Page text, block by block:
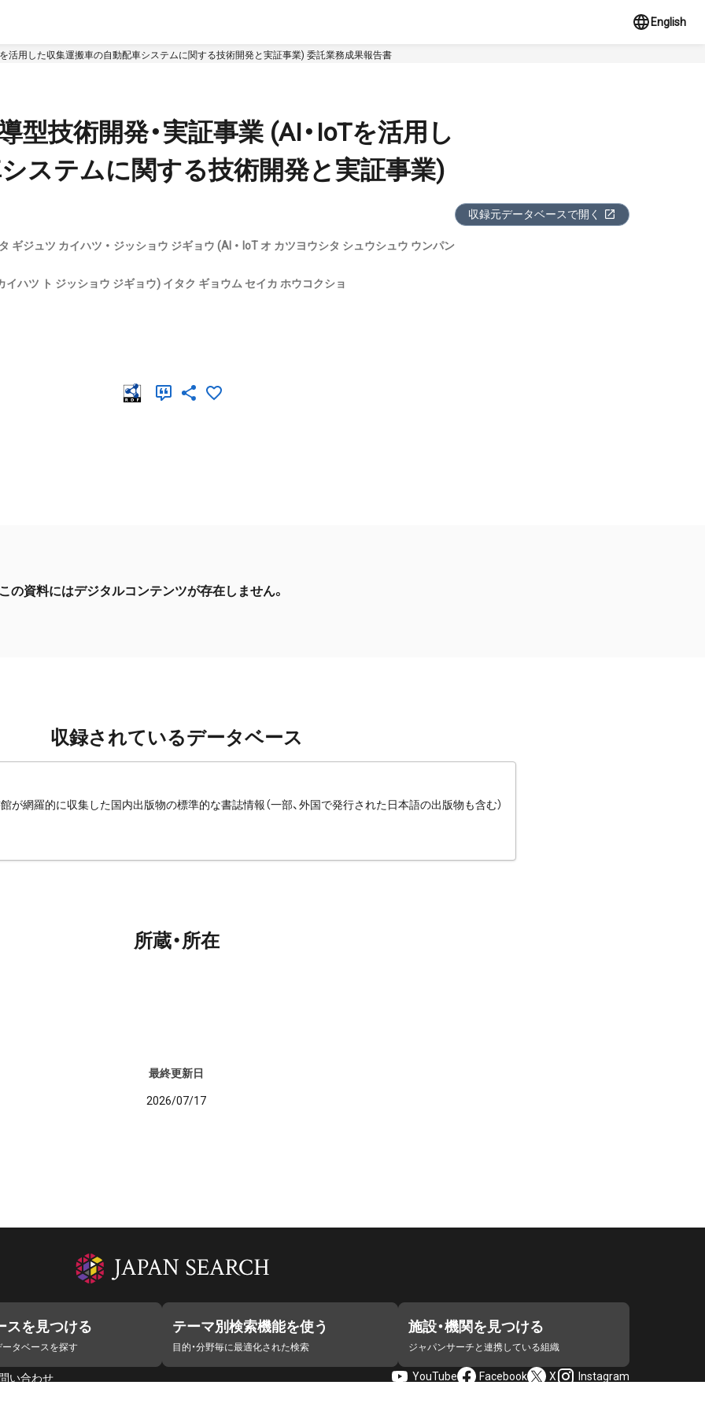
English
活用した収集運搬車の自動配車システムに関する技術開発と実証事業) 委託業務成果報告書
型技術開発・実証事業 (AI・IoTを活用し
ステムに関する技術開発と実証事業)
ジュツ カイハツ ・ ジッショウ ジギョウ (AI ・ IoT オ カツヨウシタ シュウシュウ ウンパン
ハツ ト ジッショウ ジギョウ) イタク ギョウム セイカ ホウコクショ
収録元データベースで開く
この資料にはデジタルコンテンツが存在しません。
収録されているデータベース
が網羅的に収集した国内出版物の標準的な書誌情報（一部、外国で発行された日本語の出版物も含む）
所蔵・所在
最終更新日
2026/07/17
スを見つける
タベースを探す
テーマ別検索機能を使う
目的・分野毎に最適化された検索
施設・機関を見つける
ジャパンサーチと連携している組織
い合わせ
YouTube Facebook X Instagram